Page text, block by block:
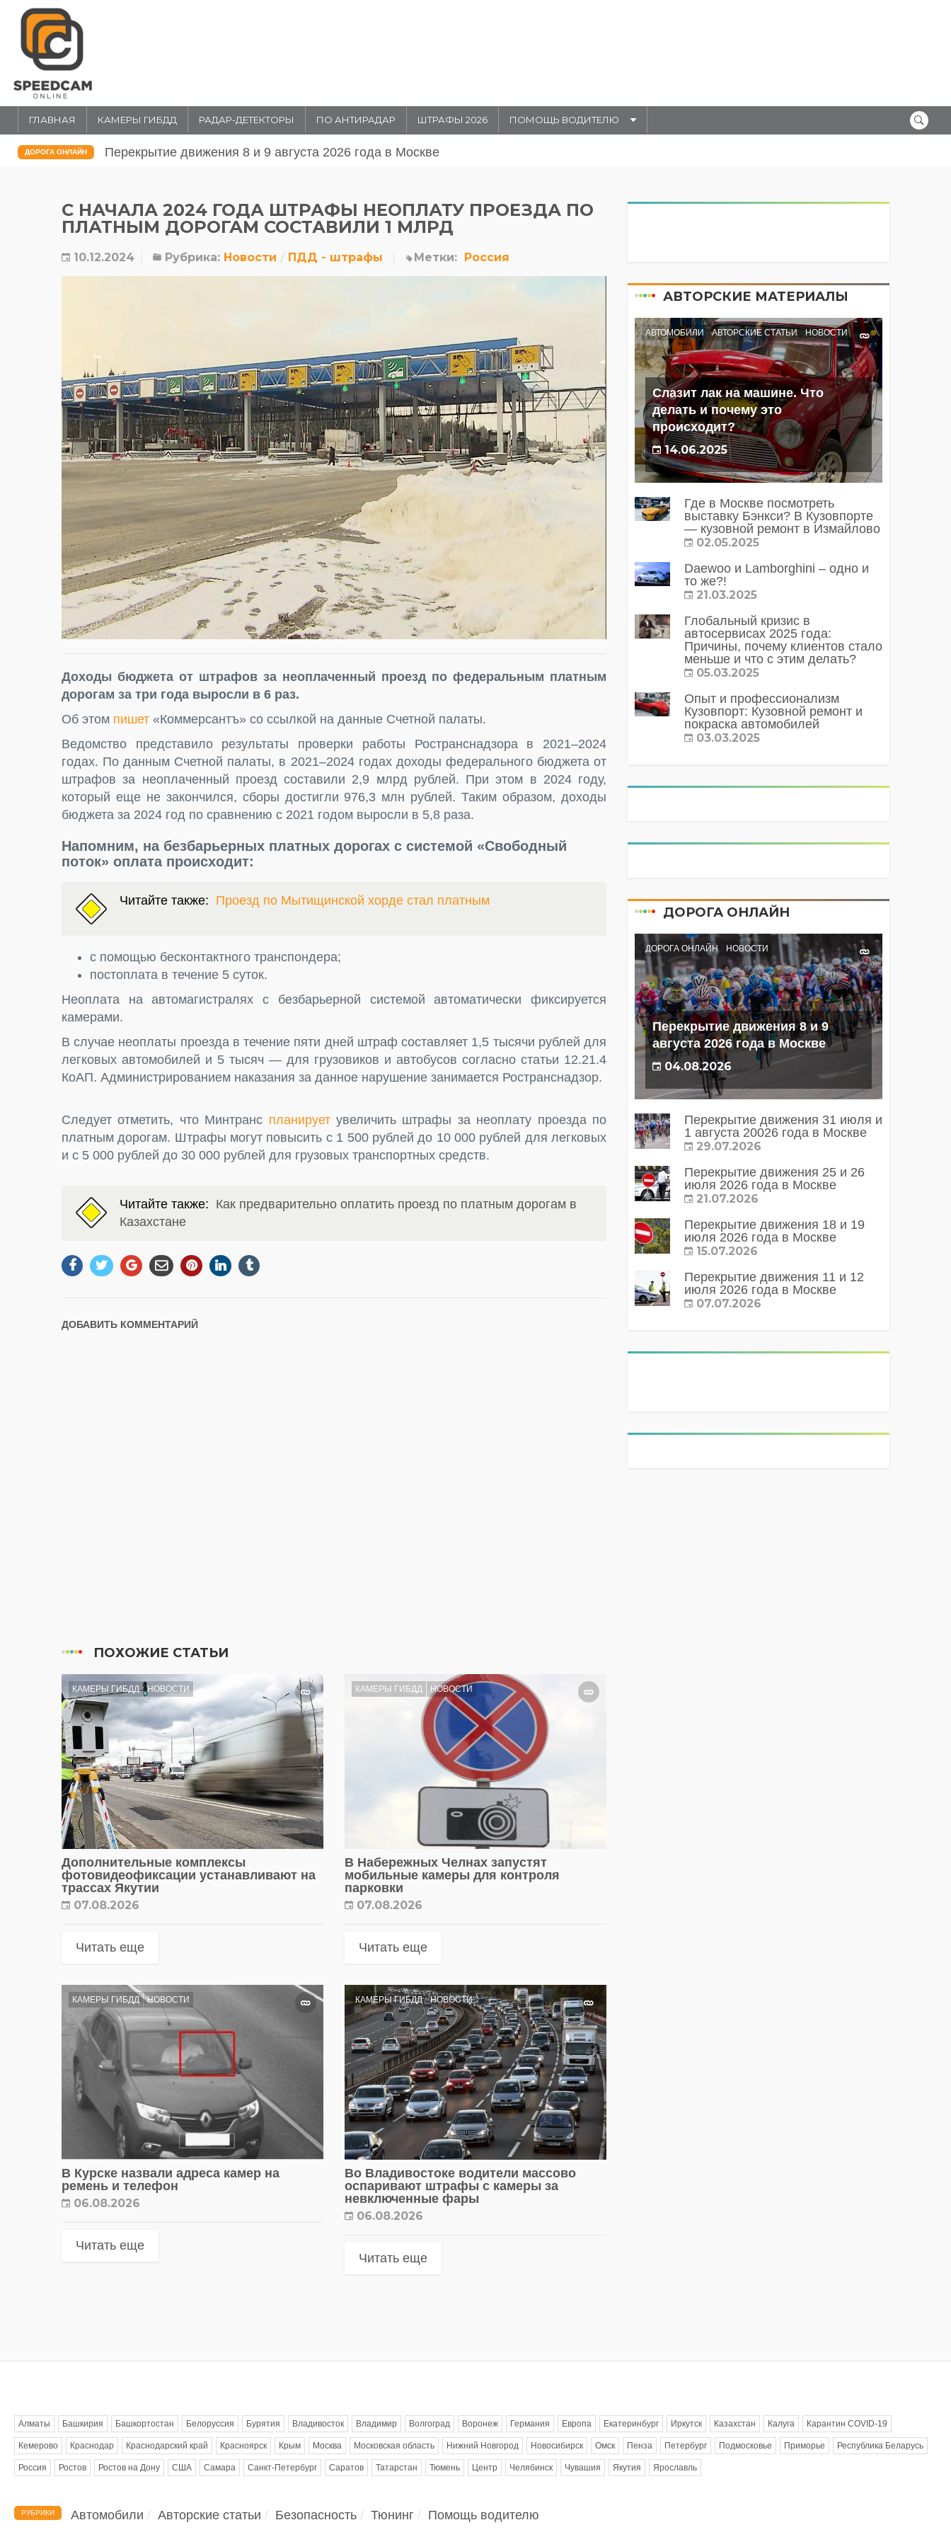
ГЛАВНАЯ КАМЕРЫ ГИБДД РАДАР-ДЕТЕКТОРЫ ПО АНТИРАДАР ШТРАФЫ 2026 ПОМОЩЬ ВОДИТЕЛЮ
ДОРОГА ОНЛАЙН Перекрытие движения 31 июля и 1 августа 20026 года в Москве
С НАЧАЛА 2024 ГОДА ШТРАФЫ НЕОПЛАТУ ПРОЕЗДА ПО
ПЛАТНЫМ ДОРОГАМ СОСТАВИЛИ 1 МЛРД
10.12.2024 Рубрика: Новости ПДД - штрафы Метки: Россия
Доходы бюджета от штрафов за неоплаченный проезд по федеральным платным
дорогам за три года выросли в 6 раз.
Об этом пишет «Коммерсантъ» со ссылкой на данные Счетной палаты.
Ведомство представило результаты проверки работы Ространснадзора в 2021–2024
годах. По данным Счетной палаты, в 2021–2024 годах доходы федерального бюджета от
штрафов за неоплаченный проезд составили 2,9 млрд рублей. При этом в 2024 году,
который еще не закончился, сборы достигли 976,3 млн рублей. Таким образом, доходы
бюджета за 2024 год по сравнению с 2021 годом выросли в 5,8 раза.
Напомним, на безбарьерных платных дорогах с системой «Свободный
поток» оплата происходит:
Читайте также: Проезд по Мытищинской хорде стал платным
с помощью бесконтактного транспондера;
постоплата в течение 5 суток.
Неоплата на автомагистралях с безбарьерной системой автоматически фиксируется
камерами.
В случае неоплаты проезда в течение пяти дней штраф составляет 1,5 тысячи рублей для
легковых автомобилей и 5 тысяч — для грузовиков и автобусов согласно статьи 12.21.4
КоАП. Администрированием наказания за данное нарушение занимается Ространснадзор.
Следует отметить, что Минтранс планируетувеличить штрафы за неоплату проезда по
платным дорогам. Штрафы могут повысить с 1 500 рублей до 10 000 рублей для легковых
и с 5 000 рублей до 30 000 рублей для грузовых транспортных средств.
Читайте также: Как предварительно оплатить проезд по платным дорогам в
Казахстане
ДОБАВИТЬ КОММЕНТАРИЙ
ПОХОЖИЕ СТАТЬИ
КАМЕРЫ ГИБДД НОВОСТИ
Дополнительные комплексы
фотовидеофиксации устанавливают на
трассах Якутии
07.08.2026
Читать еще
КАМЕРЫ ГИБДД НОВОСТИ
В Набережных Челнах запустят
мобильные камеры для контроля
парковки
07.08.2026
Читать еще
КАМЕРЫ ГИБДД НОВОСТИ
В Курске назвали адреса камер на
ремень и телефон
06.08.2026
Читать еще
КАМЕРЫ ГИБДД НОВОСТИ
Во Владивостоке водители массово
оспаривают штрафы с камеры за
невключенные фары
06.08.2026
Читать еще
АВТОРСКИЕ МАТЕРИАЛЫ
АВТОМОБИЛИ АВТОРСКИЕ СТАТЬИ НОВОСТИ
Слазит лак на машине. Что
делать и почему это
происходит?
14.06.2025
Где в Москве посмотреть
выставку Бэнкси? В Кузовпорте
— кузовной ремонт в Измайлово
02.05.2025
Daewoo и Lamborghini – одно и
то же?!
21.03.2025
Глобальный кризис в
автосервисах 2025 года:
Причины, почему клиентов стало
меньше и что с этим делать?
05.03.2025
Опыт и профессионализм
Кузовпорт: Кузовной ремонт и
покраска автомобилей
03.03.2025
ДОРОГА ОНЛАЙН
ДОРОГА ОНЛАЙН НОВОСТИ
Перекрытие движения 8 и 9
августа 2026 года в Москве
04.08.2026
Перекрытие движения 31 июля и
1 августа 20026 года в Москве
29.07.2026
Перекрытие движения 25 и 26
июля 2026 года в Москве
21.07.2026
Перекрытие движения 18 и 19
июля 2026 года в Москве
15.07.2026
Перекрытие движения 11 и 12
июля 2026 года в Москве
07.07.2026
Алматы Башкирия Башкортостан Белоруссия Бурятия Владивосток Владимир Волгоград Воронеж Германия Европа Екатеринбург Иркутск Казахстан Калуга Карантин COVID-19
Кемерово Краснодар Краснодарский край Красноярск Крым Москва Московская область Нижний Новгород Новосибирск Омск Пенза Петербург Подмосковье Приморье Республика Беларусь
Россия Ростов Ростов на Дону США Самара Санкт-Петербург Саратов Татарстан Тюмень Центр Челябинск Чувашия Якутия Ярославль
РУБРИКИ Автомобили Авторские статьи Безопасность Тюнинг Помощь водителю